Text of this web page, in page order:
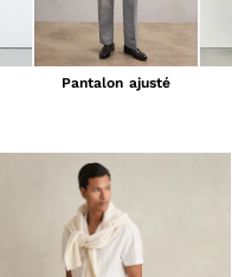
Pantalon ajusté